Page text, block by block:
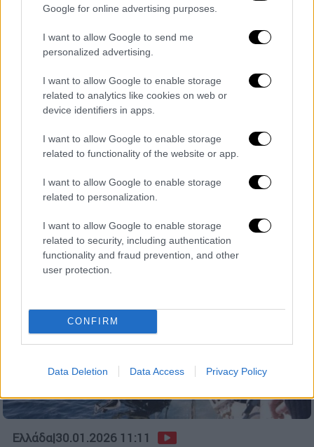
Google for online advertising purposes.
I want to allow Google to send me
personalized advertising.
I want to allow Google to enable storage
related to analytics like cookies on web or
device identifiers in apps.
I want to allow Google to enable storage
related to functionality of the website or app.
I want to allow Google to enable storage
related to personalization.
I want to allow Google to enable storage
related to security, including authentication
functionality and fraud prevention, and other
user protection.
CONFIRM
Data Deletion Data Access Privacy Policy
Σαν Σήμερα|15.02.2026 00:00
γίγαντα ΗΠΑ ξυπνάει το ιμπεριαλιστικό
ένστικτο…
Ο Ισπανοαμερικανικός Πόλεμος έθεσε
τέλος σε σχεδόν τέσσερις αιώνες
ισπανικής παρουσίας στην αμερικανική
ήπειρο, την Ασία και τον Ειρηνικό.
Ελλάδα|30.01.2026 11:11